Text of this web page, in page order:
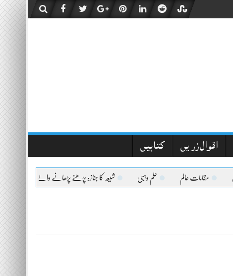
اقوال زریں کتابیں
مقامات عالم علم وہبی شیعہ کا جنازہ پڑھنے پڑھانے والےکیلئے اعلیٰحضرت